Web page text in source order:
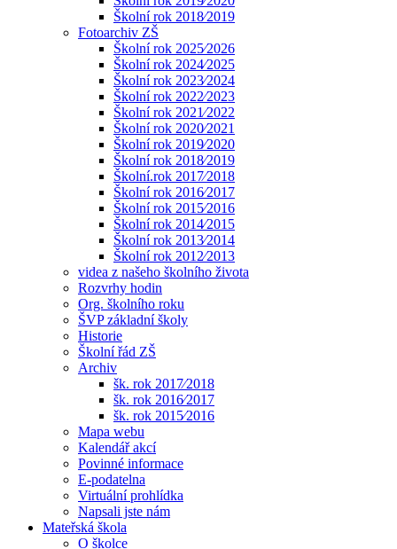
Školní rok 2018⁄2019
Fotoarchiv ZŠ
Školní rok 2025⁄2026
Školní rok 2024⁄2025
Školní rok 2023⁄2024
Školní rok 2022⁄2023
Školní rok 2021⁄2022
Školní rok 2020⁄2021
Školní rok 2019⁄2020
Školní rok 2018⁄2019
Školní.rok 2017⁄2018
Školní rok 2016⁄2017
Školní rok 2015⁄2016
Školní rok 2014⁄2015
Školní rok 2013⁄2014
Školní rok 2012⁄2013
videa z našeho školního života
Rozvrhy hodin
Org. školního roku
ŠVP základní školy
Historie
Školní řád ZŠ
Archiv
šk. rok 2017⁄2018
šk. rok 2016⁄2017
šk. rok 2015⁄2016
Mapa webu
Kalendář akcí
Povinné informace
E-podatelna
Virtuální prohlídka
Napsali jste nám
Mateřská škola
O školce